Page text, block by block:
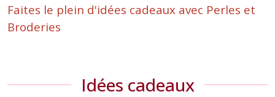
Faites le plein d'idées cadeaux avec Perles et
Broderies
Idées cadeaux